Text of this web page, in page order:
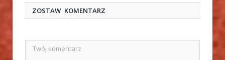
ZOSTAW KOMENTARZ